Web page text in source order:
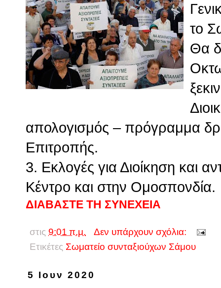
το
Θα
απολογισμός – πρόγραμμα
Επιτροπής.
3. Εκλογές για Διοίκηση και
Κέντρο και στην Ομοσπονδία.
ΔΙΑΒΑΣΤΕ ΤΗ ΣΥΝΕΧΕΙΑ
στις 9:01 π.μ.
Δεν υπάρχουν σχόλια:
Ετικέτες Σωματείο συνταξιούχων Σάμου
5 Ιουν 2020